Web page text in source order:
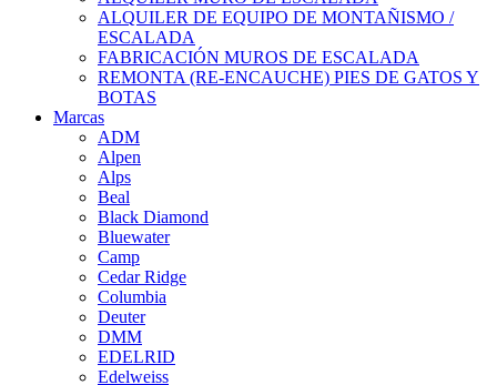
ALQUILER DE EQUIPO DE MONTAÑISMO /
ESCALADA
FABRICACIÓN MUROS DE ESCALADA
REMONTA (RE-ENCAUCHE) PIES DE GATOS Y
BOTAS
Marcas
ADM
Alpen
Alps
Beal
Black Diamond
Bluewater
Camp
Cedar Ridge
Columbia
Deuter
DMM
EDELRID
Edelweiss